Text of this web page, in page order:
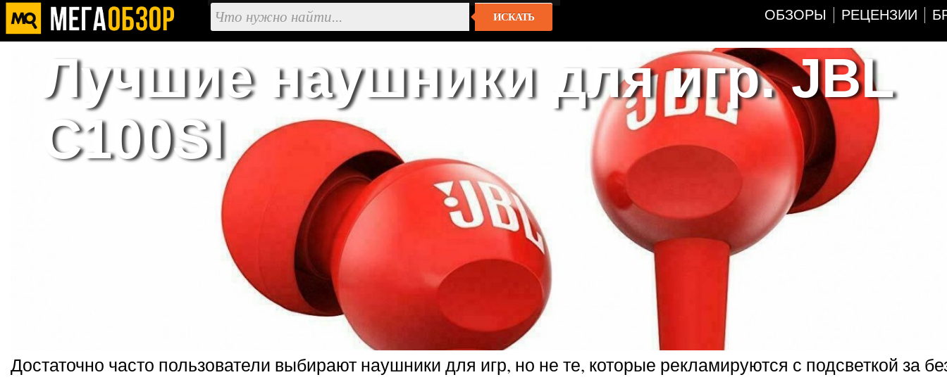
ИСКАТЬ ОБЗОРЫ РЕЦЕНЗИИ
Лучшие наушники для игр. JBL
C100SI
Достаточно часто пользователи выбирают наушники для игр, но не те, которые рекламируются с подсветкой за